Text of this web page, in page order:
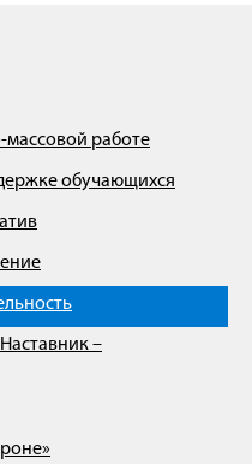
работе
обучающихся
–